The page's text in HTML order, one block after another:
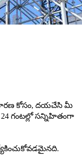
కోసం, దయచేసి మీ
గంటల్లో సన్నిహితంగా